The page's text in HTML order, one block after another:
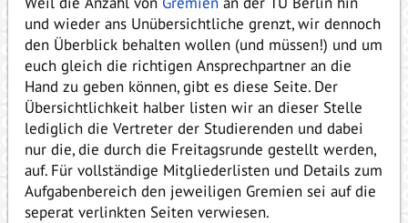
und wieder ans Unübersichtliche grenzt, wir dennoch
den Überblick behalten wollen (und müssen!) und um
euch gleich die richtigen Ansprechpartner an die
Hand zu geben können, gibt es diese Seite. Der
Übersichtlichkeit halber listen wir an dieser Stelle
lediglich die Vertreter der Studierenden und dabei
nur die, die durch die Freitagsrunde gestellt werden,
auf. Für vollständige Mitgliederlisten und Details zum
Aufgabenbereich den jeweiligen Gremien sei auf die
seperat verlinkten Seiten verwiesen.